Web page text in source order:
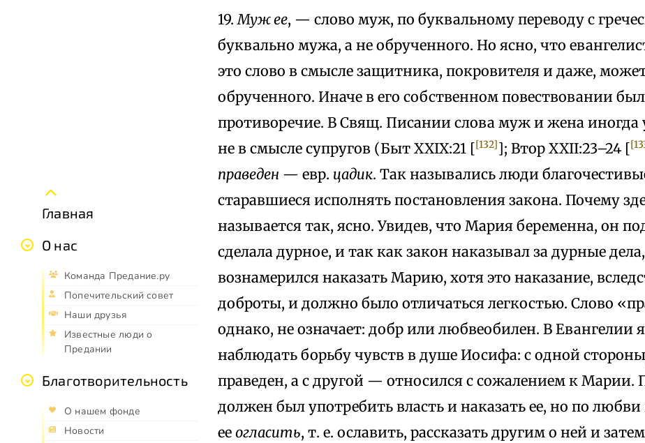
Главная
О нас
Команда Предание.ру
Попечительский совет
Наши друзья
Известные люди о
Предании
Благотворительность
О нашем фонде
Новости
19. Муж ее, — слово муж, по буквальному переводу с
буквально мужа, а не обрученного. Но ясно, что
это слово в смысле защитника, покровителя и даже,
обрученного. Иначе в его собственном повествовании
противоречие. В Свящ. Писании слова муж и жена иногда
не в смысле супругов (Быт XXIX:21 [[132]]; Втор XXII:23–24 [
праведен — евр. цадик. Так назывались люди
старавшиеся исполнять постановления закона. Почему
называется так, ясно. Увидев, что Мария беременна, он
сделала дурное, и так как закон наказывал за дурные
вознамерился наказать Марию, хотя это наказание,
доброты, и должно было отличаться легкостью. Слово
однако, не означает: добр или любвеобилен. В Евангелии
наблюдать борьбу чувств в душе Иосифа: с одной
праведен, а с другой — относился с сожалением к Марии.
должен был употребить власть и наказать ее, но по
ее огласить, т. е. ославить, рассказать другим о ней и